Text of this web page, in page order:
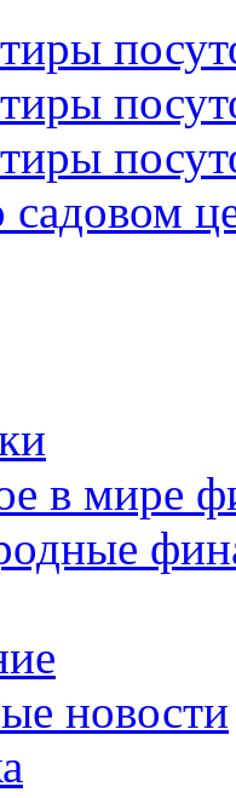
в мире
новости